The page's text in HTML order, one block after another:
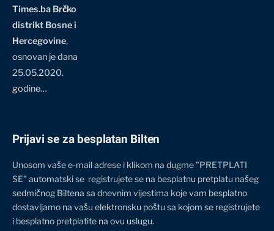
Times.ba Brčko
distrikt Bosne i
Hercegovine,
osnovan je dana
25.05.2020.
godine…
Prijavi se za besplatan Bilten
Unosom vaše e-mail adrese i klikom na dugme "PRETPLATI
SE" automatski se registrujete se na besplatnu pretplatu našeg
sedmičnog Biltena sa dnevnim vijestima koje vam besplatno
dostavljamo na vašu elektronsku poštu sa kojom se registrujete
i besplatno pretplatite na ovu uslugu.